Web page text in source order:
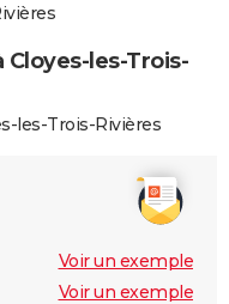
les-Trois-
les-Trois-Rivières
Voir un exemple
Voir un exemple